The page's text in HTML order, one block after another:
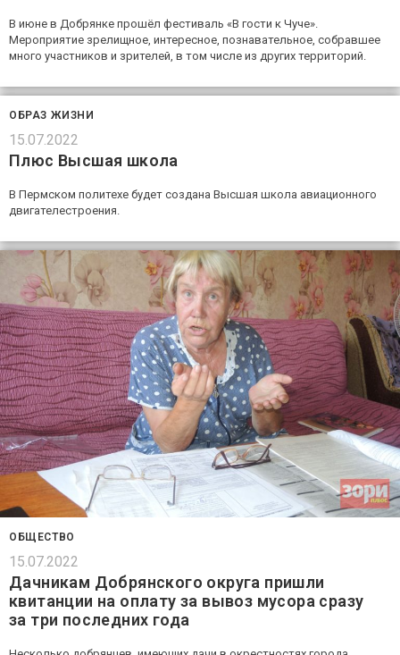
В июне в Добрянке прошёл фестиваль «В гости к Чуче».
Мероприятие зрелищное, интересное, познавательное, собравшее
много участников и зрителей, в том числе из других территорий.
ОБРАЗ ЖИЗНИ
15.07.2022
Плюс Высшая школа
В Пермском политехе будет создана Высшая школа авиационного
двигателестроения.
ОБЩЕСТВО
15.07.2022
Дачникам Добрянского округа пришли
квитанции на оплату за вывоз мусора сразу
за три последних года